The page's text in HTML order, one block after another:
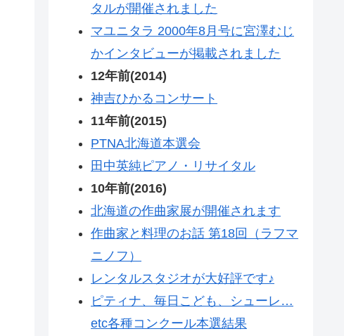
タルが開催されました
マユニタラ 2000年8月号に宮澤むじ
かインタビューが掲載されました
12年前(2014)
神吉ひかるコンサート
11年前(2015)
PTNA北海道本選会
田中英純ピアノ・リサイタル
10年前(2016)
北海道の作曲家展が開催されます
作曲家と料理のお話 第18回（ラフマ
ニノフ）
レンタルスタジオが大好評です♪
ピティナ、毎日こども、シューレ…
etc各種コンクール本選結果